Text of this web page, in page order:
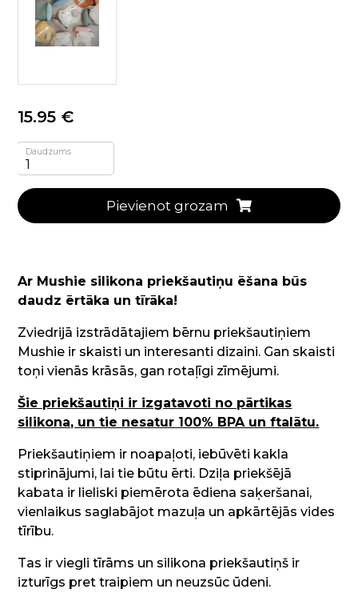
15.95 €
Daudzums
Pievienot grozam
Ar Mushie silikona priekšautiņu ēšana būs
daudz ērtāka un tīrāka!
Zviedrijā izstrādātajiem bērnu priekšautiņiem
Mushie ir skaisti un interesanti dizaini. Gan skaisti
toņi vienās krāsās, gan rotaļīgi zīmējumi.
Šie priekšautiņi ir izgatavoti no pārtikas
silikona, un tie nesatur 100% BPA un ftalātu.
Priekšautiņiem ir noapaļoti, iebūvēti kakla
stiprinājumi, lai tie būtu ērti. Dziļa priekšējā
kabata ir lieliski piemērota ēdiena saķeršanai,
vienlaikus saglabājot mazuļa un apkārtējās vides
tīrību.
Tas ir viegli tīrāms un silikona priekšautiņš ir
izturīgs pret traipiem un neuzsūc ūdeni.